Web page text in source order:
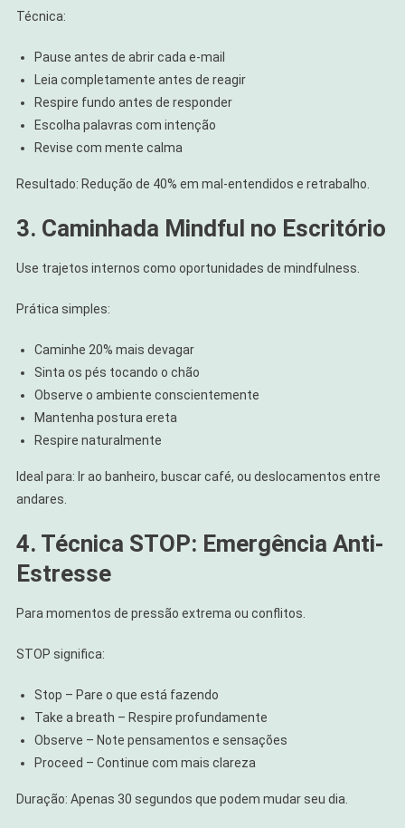
Técnica:
Pause antes de abrir cada e-mail
Leia completamente antes de reagir
Respire fundo antes de responder
Escolha palavras com intenção
Revise com mente calma
Resultado: Redução de 40% em mal-entendidos e retrabalho.
3. Caminhada Mindful no Escritório
Use trajetos internos como oportunidades de mindfulness.
Prática simples:
Caminhe 20% mais devagar
Sinta os pés tocando o chão
Observe o ambiente conscientemente
Mantenha postura ereta
Respire naturalmente
Ideal para: Ir ao banheiro, buscar café, ou deslocamentos entre
andares.
4. Técnica STOP: Emergência Anti-
Estresse
Para momentos de pressão extrema ou conflitos.
STOP significa:
Stop – Pare o que está fazendo
Take a breath – Respire profundamente
Observe – Note pensamentos e sensações
Proceed – Continue com mais clareza
Duração: Apenas 30 segundos que podem mudar seu dia.